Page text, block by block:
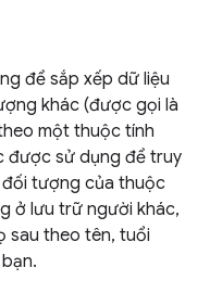
để sắp xếp dữ liệu
khác (được gọi là
một thuộc tính
được sử dụng để truy
tượng của thuộc
ở lưu trữ người khác,
sau theo tên, tuổi